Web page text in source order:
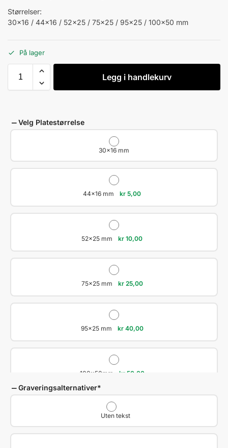
Størrelser:
30×16 / 44×16 / 52×25 / 75×25 / 95×25 / 100×50 mm
På lager
Legg i handlekurv
Velg Platestørrelse
30x16 mm
44x16 mm kr 5,00
52x25 mm kr 10,00
75x25 mm kr25,00
95x25 mm kr40,00
100x50mm kr50,00
Graveringsalternativer*
Uten tekst